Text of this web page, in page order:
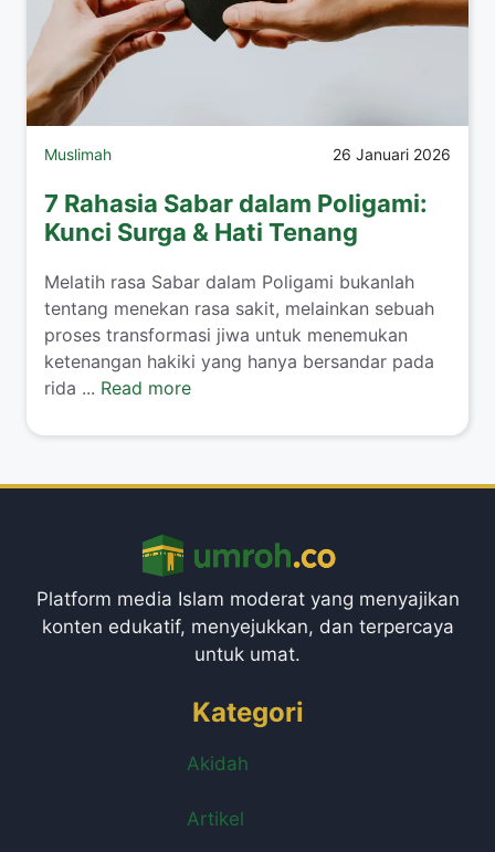
Muslimah 26 Januari 2026
7 Rahasia Sabar dalam Poligami:
Kunci Surga & Hati Tenang
​Melatih rasa Sabar dalam Poligami bukanlah
tentang menekan rasa sakit, melainkan sebuah
proses transformasi jiwa untuk menemukan
ketenangan hakiki yang hanya bersandar pada
rida ... Read more
Platform media Islam moderat yang menyajikan
konten edukatif, menyejukkan, dan terpercaya
untuk umat.
Kategori
Akidah
Artikel